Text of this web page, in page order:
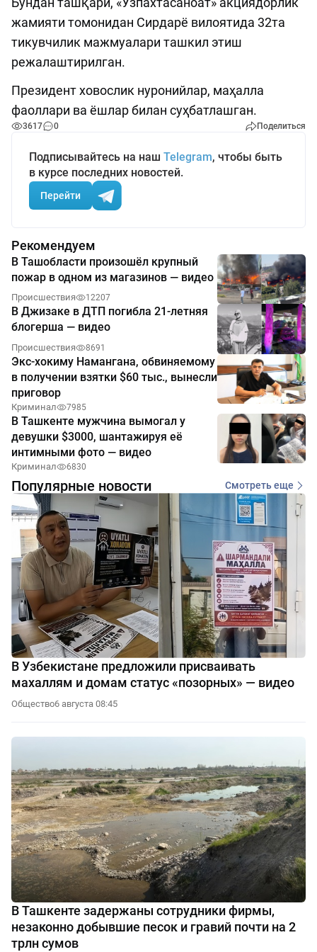
жамияти томонидан Сирдарё вилоятида 32та
тикувчилик мажмуалари ташкил этиш
режалаштирилган.
Президент ховослик нуронийлар, маҳалла
фаоллари ва ёшлар билан суҳбатлашган.
3617 0 Поделиться
Подписывайтесь на наш Telegram, чтобы быть
в курсе последних новостей.
Перейти
Рекомендуем
В Ташобласти произошёл крупный
пожар в одном из магазинов — видео
Происшествия 12207
В Джизаке в ДТП погибла 21-летняя
блогерша — видео
Происшествия 8691
Экс-хокиму Намангана, обвиняемому
в получении взятки $60 тыс., вынесли
приговор
Криминал 7985
В Ташкенте мужчина вымогал у
девушки $3000, шантажируя её
интимными фото — видео
Криминал 6830
Популярные новости Смотреть еще
В Узбекистане предложили присваивать
махаллям и домам статус «позорных» — видео
Общество6 августа 08:45
В Ташкенте задержаны сотрудники фирмы,
незаконно добывшие песок и гравий почти на 2
трлн сумов